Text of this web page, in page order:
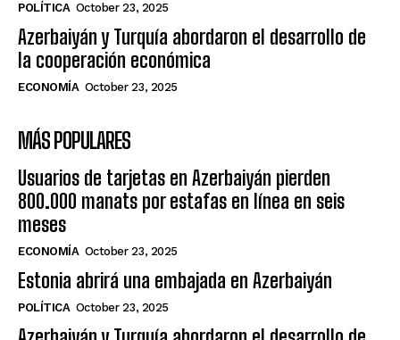
POLÍTICA October 23, 2025
Azerbaiyán y Turquía abordaron el desarrollo de
la cooperación económica
ECONOMÍA October 23, 2025
MÁS POPULARES
Usuarios de tarjetas en Azerbaiyán pierden
800.000 manats por estafas en línea en seis
meses
ECONOMÍA October 23, 2025
Estonia abrirá una embajada en Azerbaiyán
POLÍTICA October 23, 2025